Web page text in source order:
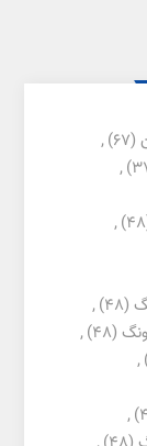
(67)
,
,
,
(48)
,
(48)
,
,
,